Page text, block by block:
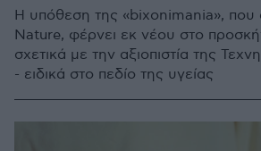
Η υπόθεση της «bixonimania», που
Nature, φέρνει εκ νέου στο
σχετικά με την αξιοπιστία της
- ειδικά στο πεδίο της υγείας